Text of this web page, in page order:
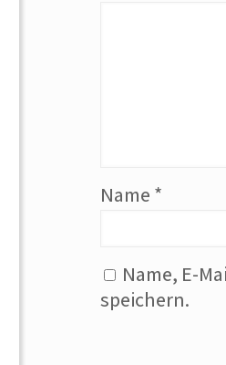
Name *
Name, E-
speichern.